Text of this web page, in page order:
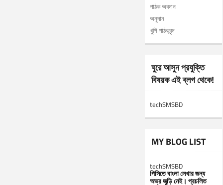
পাঠক অবদান
অনুদান
খুশি পাঠকবৃন্দ
ঘুরে আসুন প্রযুক্তি
বিষয়ক এই ব্লগ থেকে!
techSMSBD
MY BLOG LIST
techSMSBD
পিসিতে বাংলা লেখার জন্য
অভ্র জুড়ি নেই। প্রচলিত